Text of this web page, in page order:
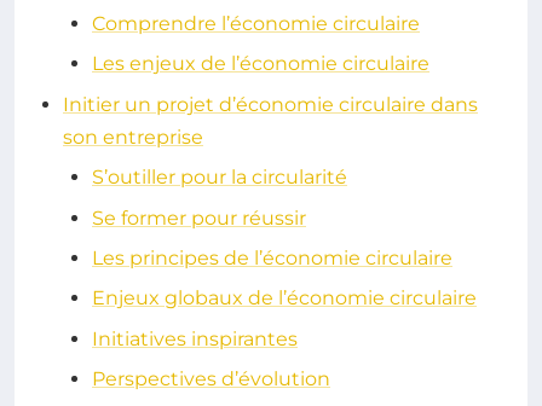
Comprendre l’économie circulaire
Les enjeux de l’économie circulaire
Initier un projet d’économie circulaire dans
son entreprise
S’outiller pour la circularité
Se former pour réussir
Les principes de l’économie circulaire
Enjeux globaux de l’économie circulaire
Initiatives inspirantes
Perspectives d’évolution